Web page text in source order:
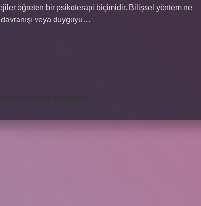
öğreten bir psikoterapi biçimidir. Bilişsel yöntem ne
veya duyguyu…